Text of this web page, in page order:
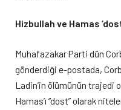
Hizbullah ve Hamas
Muhafazakar Parti dün
gönderdiği e-postada,
Ladin’in ölümünün trajedi
Hamas’ı “dost” olarak